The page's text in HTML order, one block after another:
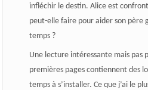
infléchir le destin. Alice est
peut-elle faire pour aider son père
temps ?
Une lecture intéressante mais pas
premières pages contiennent des
temps à s’installer. Ce que j’ai le